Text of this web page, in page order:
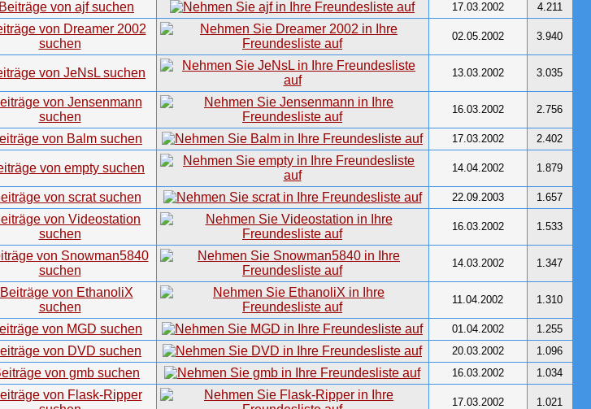
17.03.2002 4.211
02.05.2002 3.940
13.03.2002 3.035
16.03.2002 2.756
17.03.2002 2.402
14.04.2002 1.879
22.09.2003 1.657
16.03.2002 1.533
14.03.2002 1.347
11.04.2002 1.310
01.04.2002
1.255
20.03.2002
1.096
16.03.2002 1.034
17.03.2002 1.021